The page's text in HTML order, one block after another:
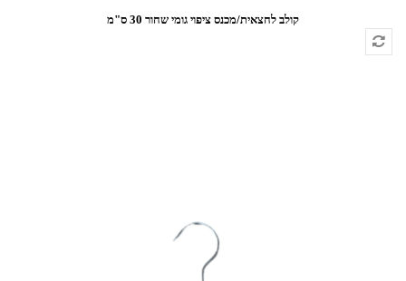
קולב לחצאית/מכנס ציפוי גומי שחור 30 ס"מ